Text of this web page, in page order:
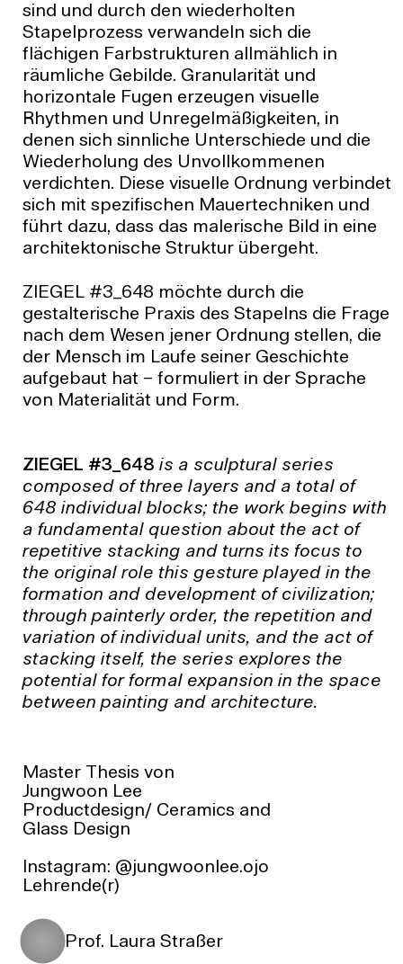
sind und durch den wiederholten
Stapelprozess verwandeln sich die
flächigen Farbstrukturen allmählich in
räumliche Gebilde. Granularität und
horizontale Fugen erzeugen visuelle
Rhythmen und Unregelmäßigkeiten, in
denen sich sinnliche Unterschiede und die
Wiederholung des Unvollkommenen
verdichten. Diese visuelle Ordnung verbindet
sich mit spezifischen Mauertechniken und
führt dazu, dass das malerische Bild in eine
architektonische Struktur übergeht.
ZIEGEL #3_648 möchte durch die
gestalterische Praxis des Stapelns die Frage
nach dem Wesen jener Ordnung stellen, die
der Mensch im Laufe seiner Geschichte
aufgebaut hat – formuliert in der Sprache
von Materialität und Form.
ZIEGEL #3_648 is a sculptural series
composed of three layers and a total of
648 individual blocks; the work begins with
a fundamental question about the act of
repetitive stacking and turns its focus to
the original role this gesture played in the
formation and development of civilization;
through painterly order, the repetition and
variation of individual units, and the act of
stacking itself, the series explores the
potential for formal expansion in the space
between painting and architecture.
Master Thesis von
Jungwoon Lee
Productdesign/ Ceramics and
Glass Design
Instagram: @jungwoonlee.ojo
Lehrende(r)
Prof. Laura Straßer